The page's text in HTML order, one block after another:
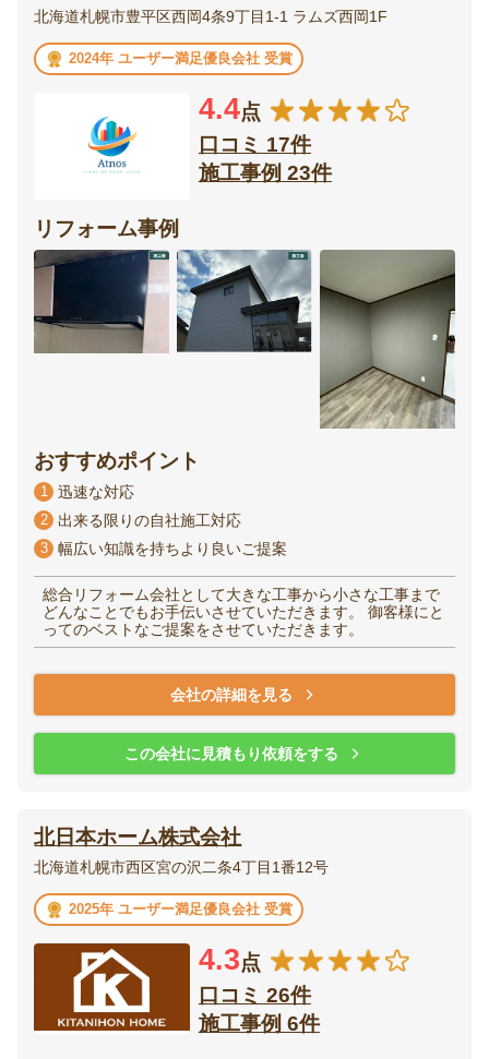
北海道札幌市豊平区西岡4条9丁目1-1 ラムズ西岡1F
2024年 ユーザー満足優良会社 受賞
4.4点
口コミ 17件
施工事例 23件
リフォーム事例
おすすめポイント
1 迅速な対応
2 出来る限りの自社施工対応
3 幅広い知識を持ちより良いご提案
総合リフォーム会社として大きな工事から小さな工事まで
どんなことでもお手伝いさせていただきます。 御客様にと
ってのベストなご提案をさせていただきます。
会社の詳細を見る
この会社に見積もり依頼をする
北日本ホーム株式会社
北海道札幌市西区宮の沢二条4丁目1番12号
2025年 ユーザー満足優良会社 受賞
4.3点
口コミ 26件
施工事例 6件